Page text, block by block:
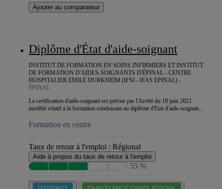
Ajouter au comparateur
Diplôme d'État d'aide-soignant
INSTITUT DE FORMATION EN SOINS INFIRMIERS ET INSTITUT
DE FORMATION D'AIDES-SOIGNANTS D'ÉPINAL - CENTRE
HOSPITALIER EMILE DURKHEIM (IFSI - IFAS EPINAL) -
ÉPINAL
La certification d'aide-soignant est prévue par l'Arrêté du 10 juin 2021
modifié relatif à la formation conduisant au diplôme d'Etat d'aide-soignan...
Formation en centre
Taux de retour à l'emploi : Régional
Aide à propos du taux de retour à l'emploi
55 %